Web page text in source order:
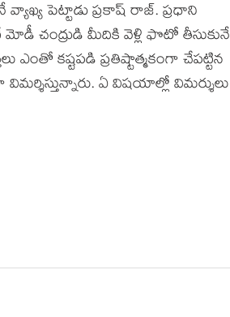
వ్యాఖ్య పెట్టాడు ప్రకాష్ రాజ్. ప్రధాని
చంద్రుడి మీదికి వెళ్లి ఫొటో తీసుకునే
ఎంతో కష్టపడి ప్రతిష్టాత్మకంగా చేపట్టిన
విమర్శిస్తున్నారు. ఏ విషయాల్లో విమర్శులు